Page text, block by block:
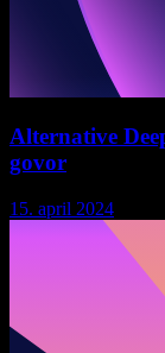
Alternative
govor
15. april 2024